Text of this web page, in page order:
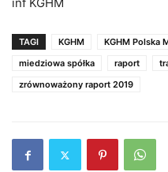
inf KGHM
TAGI KGHM KGHM Polska
miedziowa spółka
raport
zrównoważony raport 2019